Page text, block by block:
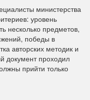
министерства
уровень
несколько предметов,
победы в
авторских методик и
документ проходил
прийти только